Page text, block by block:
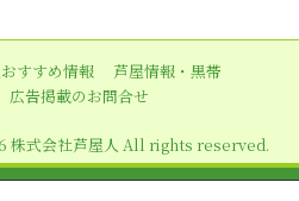
すすめ情報
芦屋情報・黒帯
広告掲載のお問合せ
株式会社芦屋人 All rights reserved.